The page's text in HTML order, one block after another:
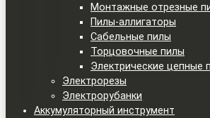
Монтажные отрезные
Пилы-аллигаторы
Сабельные пилы
Торцовочные пилы
Электрические цепные
Электрорезы
Электрорубанки
Аккумуляторный инструмент